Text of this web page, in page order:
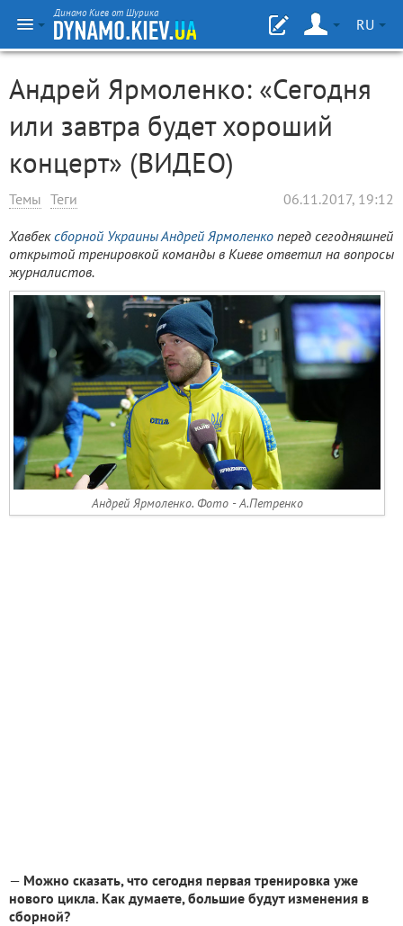
Динамо Киев от Шурика
RU
Андрей Ярмоленко: «Сегодня
или завтра будет хороший
концерт» (ВИДЕО)
Темы Теги 06.11.2017, 19:12
Хавбексборной УкраиныАндрей Ярмоленко перед сегодняшней
открытой тренировкой команды в Киеве ответил на вопросы
журналистов.
Андрей Ярмоленко. Фото - А.Петренко
— Можно сказать, что сегодня первая тренировка уже
нового цикла. Как думаете, большие будут изменения в
сборной?